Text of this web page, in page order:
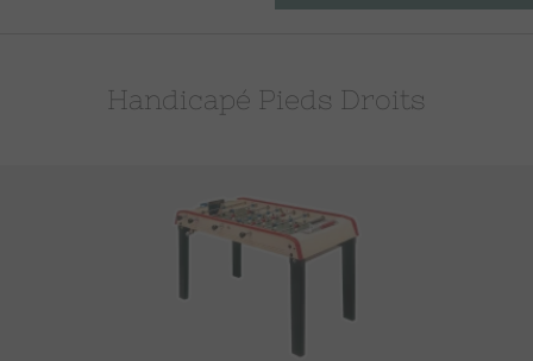
Handicapé Pieds Droits